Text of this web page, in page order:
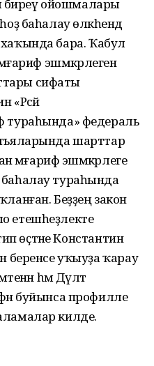
биреү ойошмалары
баһалау өлкәһендә
хаҡында бара. Ҡабул
эшмәкәрлеген
сифаты
тураһында» федераль
шарттар
мәғариф эшмәкәрлеге
тураһында
Беҙҙең закон
етешһеҙлекте
өҫтәне Константин
беренсе уҡыуҙа ҡарау
һәм Дәүләт
буйынса профилле
килде.